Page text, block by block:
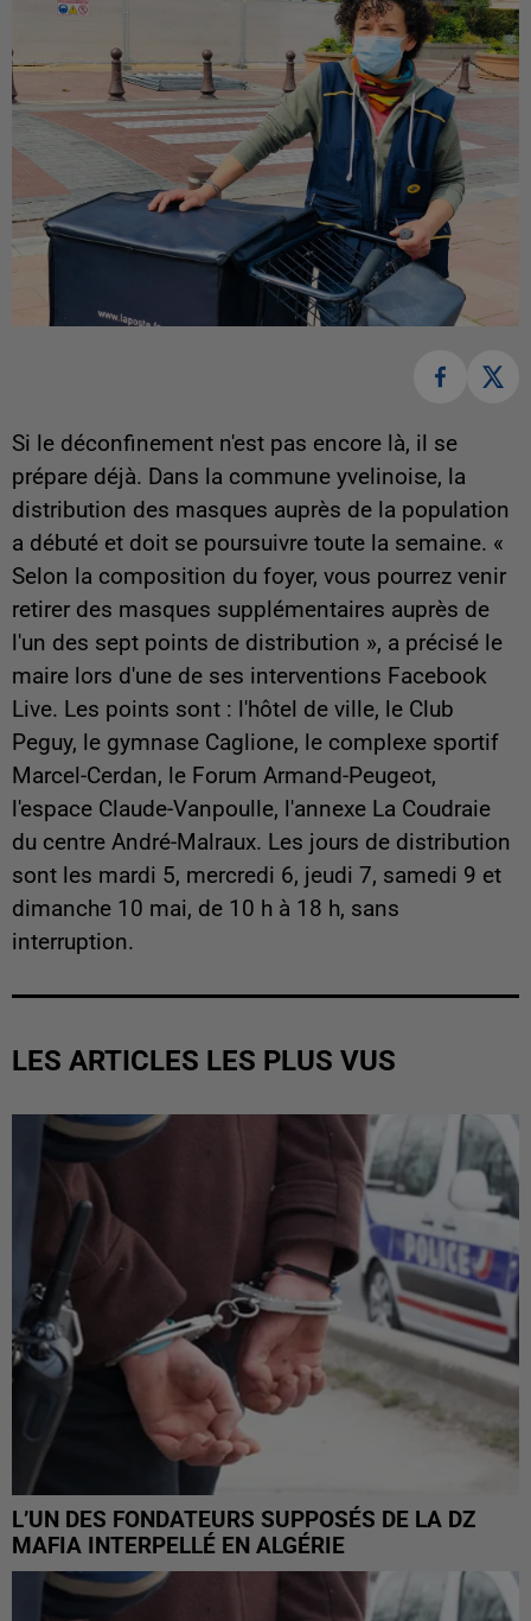
Si le déconfinement n'est pas encore là, il se
prépare déjà. Dans la commune yvelinoise, la
distribution des masques auprès de la population
a débuté et doit se poursuivre toute la semaine. «
Selon la composition du foyer, vous pourrez venir
retirer des masques supplémentaires auprès de
l'un des sept points de distribution », a précisé le
maire lors d'une de ses interventions Facebook
Live. Les points sont : l'hôtel de ville, le Club
Peguy, le gymnase Caglione, le complexe sportif
Marcel-Cerdan, le Forum Armand-Peugeot,
l'espace Claude-Vanpoulle, l'annexe La Coudraie
du centre André-Malraux. Les jours de distribution
sont les mardi 5, mercredi 6, jeudi 7, samedi 9 et
dimanche 10 mai, de 10 h à 18 h, sans
interruption.
LES ARTICLES LES PLUS VUS
L’UN DES FONDATEURS SUPPOSÉS DE LA DZ
MAFIA INTERPELLÉ EN ALGÉRIE